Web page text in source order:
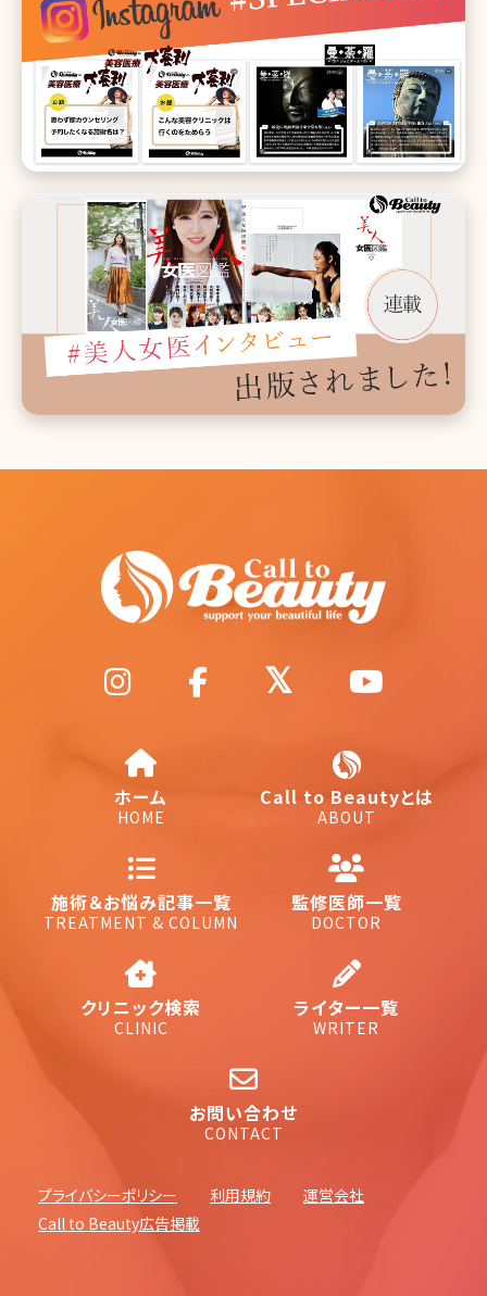
ホーム
HOME
Call to Beautyとは
ABOUT
施術＆お悩み記事一覧
TREATMENT & COLUMN
監修医師一覧
DOCTOR
クリニック検索
CLINIC
ライター一覧
WRITER
お問い合わせ
CONTACT
プライバシーポリシー 利用規約
運営会社
Call to Beauty広告掲載